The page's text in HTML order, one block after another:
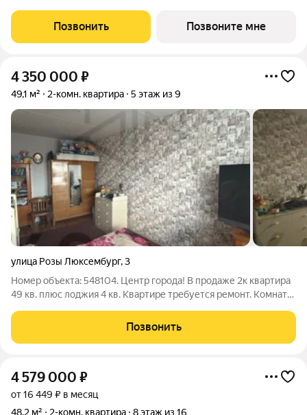
для вашей семьи в уютной атмосфере. Индивидуальное
отопление и тёплый пол: Настройте
Позвонить Позвоните мне
4 350 000 ₽
49,1 м² 2-комн. квартира 5 этаж из 9
улица Розы Люксембург,3
Номер объекта: 548104. Центр города! В продаже 2к квартира
49 кв. плюс лоджия 4 кв. Квартире требуется ремонт. Комнаты
санузел раздельный, 1 взрослый собственник более 3 лет.
Позвонить
4 579 000 ₽
от 16 449 ₽ в месяц
48,2 м²
2-комн. квартира 8 этаж из 16